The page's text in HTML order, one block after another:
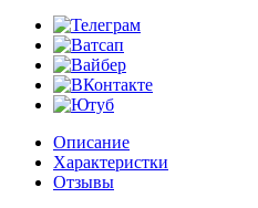
Описание
Характеристки
Отзывы